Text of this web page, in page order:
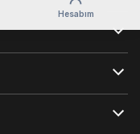
Hesabım